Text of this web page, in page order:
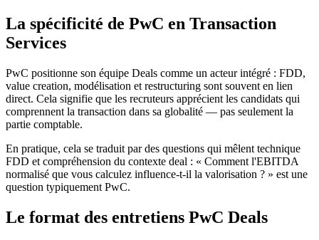
La spécificité de PwC en Transaction
Services
PwC positionne son équipe Deals comme un acteur intégré : FDD,
value creation, modélisation et restructuring sont souvent en lien
direct. Cela signifie que les recruteurs apprécient les candidats qui
comprennent la transaction dans sa globalité — pas seulement la
partie comptable.
En pratique, cela se traduit par des questions qui mêlent technique
FDD et compréhension du contexte deal : « Comment l'EBITDA
normalisé que vous calculez influence-t-il la valorisation ? » est une
question typiquement PwC.
Le format des entretiens PwC Deals